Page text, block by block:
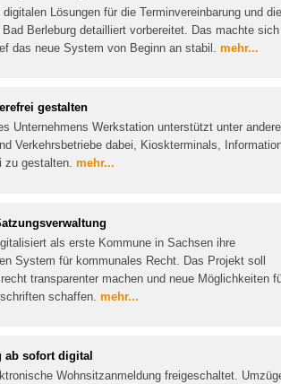
Lösungen für die Terminvereinbarung und die
Berleburg detailliert vorbereitet. Das machte
das neue System von Beginn an stabil. mehr...
gestalten
Unternehmens Werkstation unterstützt unter
Verkehrsbetriebe dabei, Kioskterminals,
zu gestalten. mehr...
als erste Kommune in Sachsen ihre
System für kommunales Recht. Das Projekt soll
transparenter machen und neue Möglichkeiten
schaffen. mehr...
ab sofort digital
Wohnsitzanmeldung freigeschaltet.